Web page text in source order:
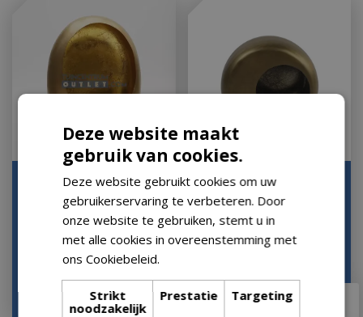
Standing Marrakech Egg
Gold 31 14 40 T-light Ei
Goud Kandel…
Let op: bijna uitverkocht!
Theelichthouder Rondo
M Messing 29 28 Antiek
€ 79
€ 78 95
Let op: bijna uitverkocht!
Deze website maakt
gebruik van cookies.
Deze website gebruikt cookies om uw
gebruikerservaring te verbeteren. Door
onze website te gebruiken, stemt u in
met alle cookies in overeenstemming met
ons Cookiebeleid.
Strikt
noodzakelijk
Prestatie Targeting